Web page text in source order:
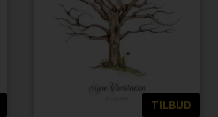
TILBUD